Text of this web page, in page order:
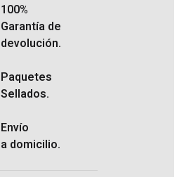
100%
Garantía de
devolución.
Paquetes
Sellados.
Envío
a domicilio.